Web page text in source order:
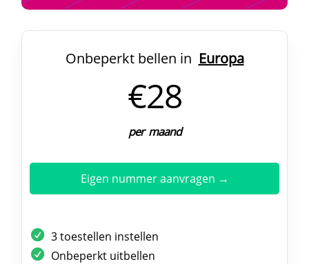
Onbeperkt bellen in Europa
€28
per maand
Eigen nummer aanvragen →
3 toestellen instellen
Onbeperkt uitbellen